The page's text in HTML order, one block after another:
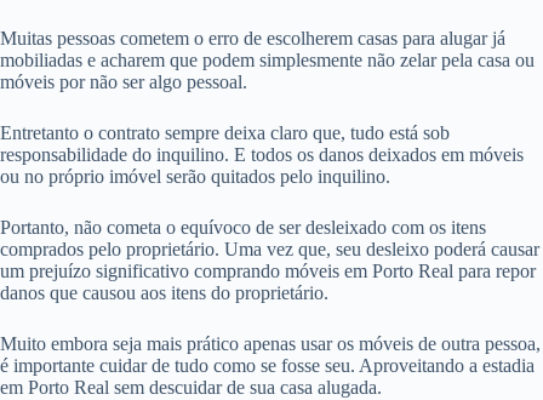
Muitas pessoas cometem o erro de escolherem casas para alugar já
mobiliadas e acharem que podem simplesmente não zelar pela casa ou
móveis por não ser algo pessoal.
Entretanto o contrato sempre deixa claro que, tudo está sob
responsabilidade do inquilino. E todos os danos deixados em móveis
ou no próprio imóvel serão quitados pelo inquilino.
Portanto, não cometa o equívoco de ser desleixado com os itens
comprados pelo proprietário. Uma vez que, seu desleixo poderá causar
um prejuízo significativo comprando móveis em Porto Real para repor
danos que causou aos itens do proprietário.
Muito embora seja mais prático apenas usar os móveis de outra pessoa,
é importante cuidar de tudo como se fosse seu. Aproveitando a estadia
em Porto Real sem descuidar de sua casa alugada.